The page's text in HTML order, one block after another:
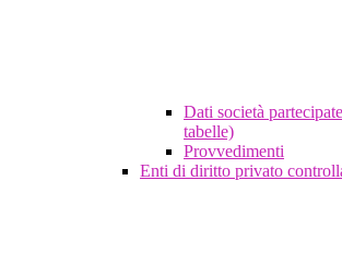
Dati società
tabelle)
Provvedimenti
Enti di diritto privato